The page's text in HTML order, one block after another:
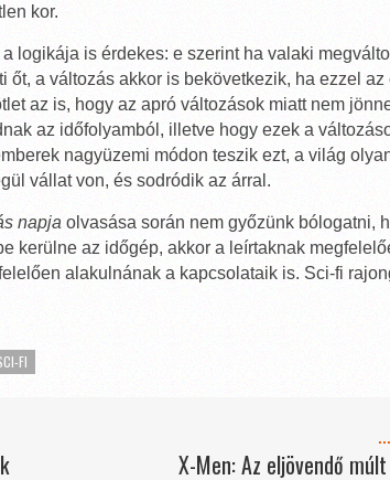
kor.
logikája is érdekes: e szerint ha valaki
őt, a változás akkor is bekövetkezik, ha ezzel az
az is, hogy az apró változások miatt nem
az időfolyamból, illetve hogy ezek a
nagyüzemi módon teszik ezt, a világ
vállat von, és sodródik az árral.
napja olvasása során nem győzünk bólogatni,
kerülne az időgép, akkor a leírtaknak
alakulnának a kapcsolataik is. Sci-fi
FI
X-Men: Az eljövendő